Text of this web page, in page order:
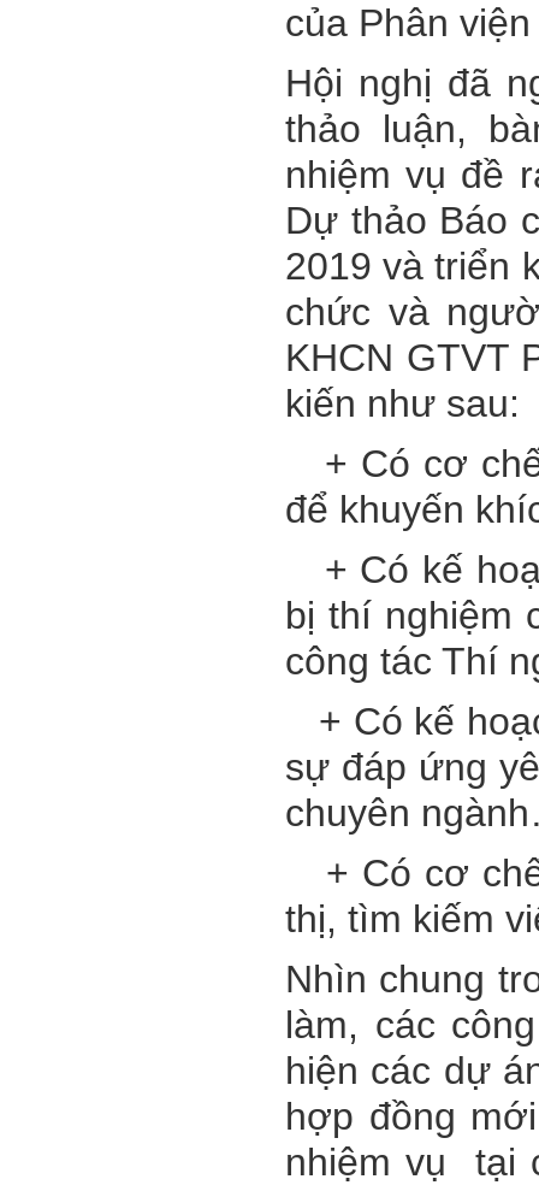
của Phân
Hội nghị đã
thảo luận,
nhiệm vụ đề
Dự thảo Báo
2019 và triển
chức và
KHCN GTVT
kiến như sau:
+ Có cơ
để khuyến
+ Có kế
bị thí nghiệm
công tác Thí
+ Có kế
sự đáp ứng
chuyên
+ Có cơ
thị, tìm kiếm
Nhìn chung
làm, các
hiện các dự
hợp đồng
nhiệm vụ tại